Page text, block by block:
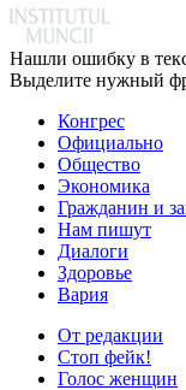
Нашли ошибку в
Выделите нужный
Конгрес
Официально
Общество
Экономика
Гражданин и
Нам пишут
Диалоги
Здоровье
Вария
От редакции
Стоп фейк!
Голос женщин